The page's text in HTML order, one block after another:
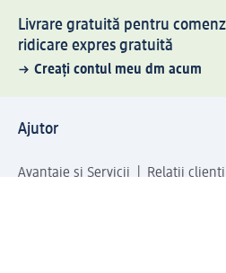
Livrare gratuită pentru
ridicare expres gratuită
Creați contul meu dm acum
Ajutor
Avantaje și Servicii Relații clienți